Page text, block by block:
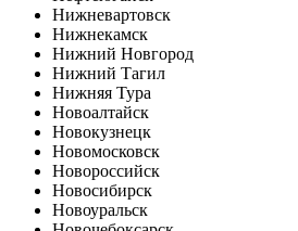
Нижневартовск
Нижнекамск
Нижний Новгород
Нижний Тагил
Нижняя Тура
Новоалтайск
Новокузнецк
Новомосковск
Новороссийск
Новосибирск
Новоуральск